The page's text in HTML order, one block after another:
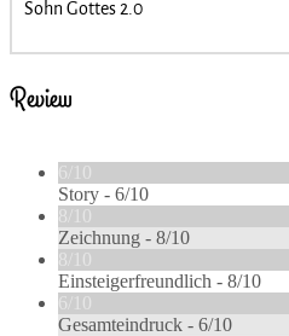
Sohn Gottes 2.0
Review
6/10
Story - 6/10
8/10
Zeichnung - 8/10
8/10
Einsteigerfreundlich - 8/10
6/10
Gesamteindruck - 6/10